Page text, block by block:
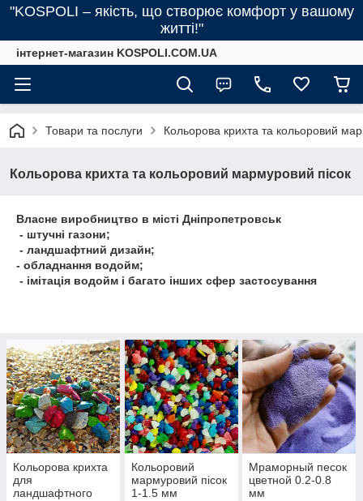
"KOSPOLI – якість, що створює комфорт у вашому
житті!"
інтернет-магазин KOSPOLI.COM.UA
Товари та послуги Кольорова крихта та кольоровий
Кольорова крихта та кольоровий мармуровий пісок
Власне виробництво в місті Дніпропетровськ
- штучні газони;
- ландшафтний дизайн;
- обладнання водойм;
- імітація водойм і багато інших сфер застосування
Кольорова крихта
для
ландшафтного
Кольоровий
мармуровий пісок
1-1.5 мм
Мраморный песок
цветной 0.2-0.8
мм